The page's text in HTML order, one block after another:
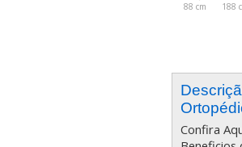
88 cm 188
Confira